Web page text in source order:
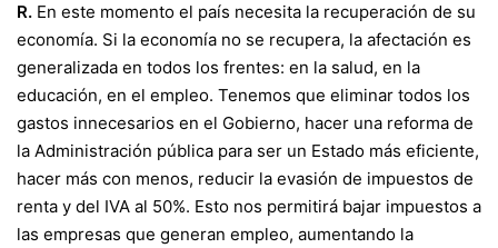
R. En este momento el país necesita la recuperación de su
economía. Si la economía no se recupera, la afectación es
generalizada en todos los frentes: en la salud, en la
educación, en el empleo. Tenemos que eliminar todos los
gastos innecesarios en el Gobierno, hacer una reforma de
la Administración pública para ser un Estado más eficiente,
hacer más con menos, reducir la evasión de impuestos de
renta y del IVA al 50%. Esto nos permitirá bajar impuestos a
las empresas que generan empleo, aumentando la